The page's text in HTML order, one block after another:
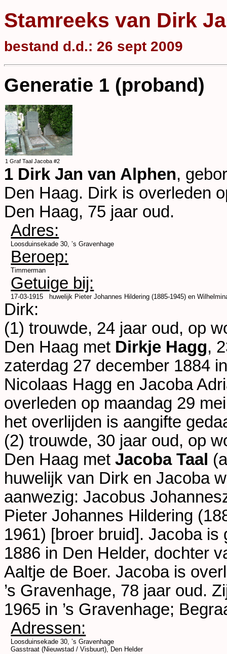
Stamreeks van Dirk
bestand d.d.: 26 sept 2009
Generatie 1 (proband)
1 Graf Taal Jacoba #2
1 Dirk Jan van Alphen,
Den Haag. Dirk is overleden
Den Haag, 75 jaar oud.
Adres:
Loosduinsekade 30, ’s Gravenhage
Beroep:
Timmerman
Getuige bij:
17-03-1915 huwelijk Pieter Johannes Hildering (1885-1945) en
Dirk:
(1) trouwde, 24 jaar oud, op
Den Haag met Dirkje Hagg,
zaterdag 27 december 1884
Nicolaas Hagg en Jacoba
overleden op maandag 29
het overlijden is aangifte
(2) trouwde, 30 jaar oud, op
Den Haag met Jacoba Taal
huwelijk van Dirk en Jacoba
aanwezig: Jacobus
Pieter Johannes Hildering
1961) [broer bruid]. Jacoba
1886 in Den Helder, dochter
Aaltje de Boer. Jacoba is
’s Gravenhage, 78 jaar oud.
1965 in ’s Gravenhage;
Adressen:
Loosduinsekade 30, ’s Gravenhage
Gasstraat (Nieuwstad / Visbuurt), Den Helder